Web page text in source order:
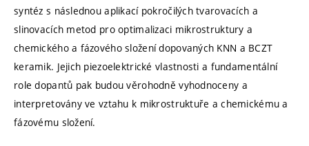
syntéz s následnou aplikací pokročilých tvarovacích a
slinovacích metod pro optimalizaci mikrostruktury a
chemického a fázového složení dopovaných KNN a BCZT
keramik. Jejich piezoelektrické vlastnosti a fundamentální
role dopantů pak budou věrohodně vyhodnoceny a
interpretovány ve vztahu k mikrostruktuře a chemickému a
fázovému složení.